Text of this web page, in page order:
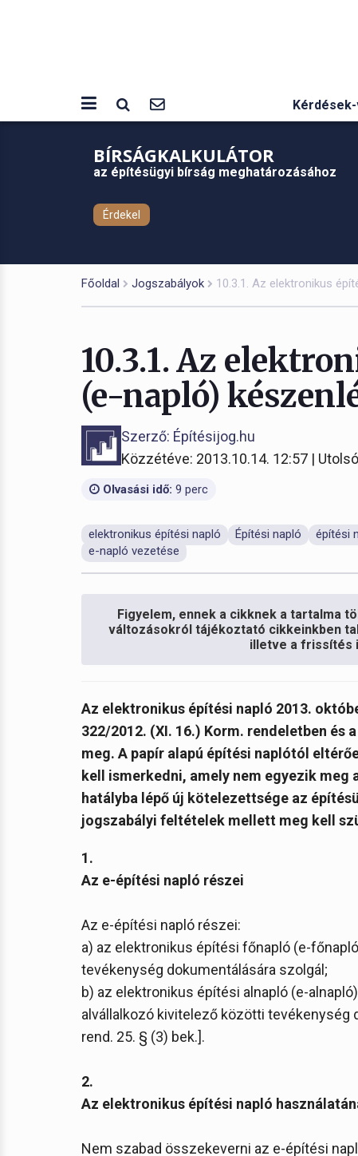
BÍRSÁGKALKULÁTOR
az építésügyi bírság meghatározásához
Érdekel
Főoldal Jogszabályok 10.3.1. Az elektronikus
10.3.1. Az
(e-napló)
Szerző: Építésijog.hu
Közzétéve: 2013.10.14. 12:57 |
Olvasási idő: 9 perc
elektronikus építési napló Építési napló építési
e-napló vezetése
Figyelem, ennek a cikknek a tartalma
változásokról tájékoztató cikkeinkben
illetve a frissítés
Az elektronikus építési napló 2013.
322/2012. (XI. 16.) Korm. rendeletben és
meg. A papír alapú építési naplótól
kell ismerkedni, amely nem egyezik meg
hatályba lépő új kötelezettsége az
jogszabályi feltételek mellett meg kell
1.
Az e-építési napló részei
Az e-építési napló részei:
a) az elektronikus építési főnapló (e-
tevékenység dokumentálására szolgál;
b) az elektronikus építési alnapló (e-
alvállalkozó kivitelező közötti tevékenység
rend. 25. § (3) bek.].
2.
Az elektronikus építési napló
Nem szabad összekeverni az e-építési